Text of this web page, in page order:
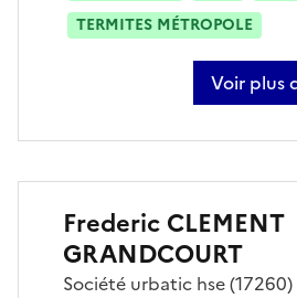
TERMITES MÉTROPOLE
Voir plus
sur eric
Frederic CLEMENT
GRANDCOURT
Société urbatic hse(17260)